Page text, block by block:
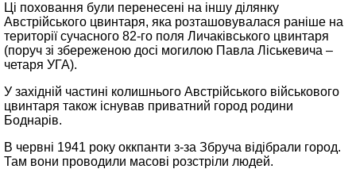
Ці поховання були перенесені на іншу ділянку
Австрійського цвинтаря, яка розташовувалася раніше на
території сучасного 82-го поля Личаківського цвинтаря
(поруч зі збереженою досі могилою Павла Ліськевича –
четаря УГА).
У західній частині колишнього Австрійського військового
цвинтаря також існував приватний город родини
Боднарів.
В червні 1941 року оккпанти з‑за Збруча відібрали город.
Там вони проводили масові розстріли людей.